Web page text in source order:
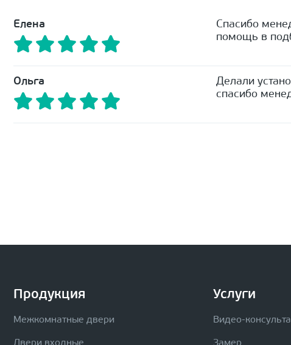
Елена
Спасибо
помощь в
Ольга
Делали
спасибо
Продукция
Межкомнатные двери
Услуги
Видео-